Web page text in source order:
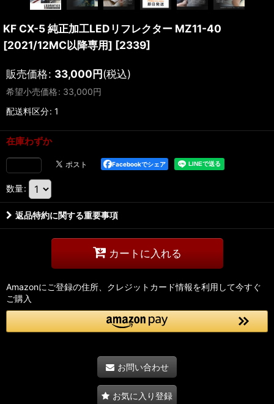
KF CX-5 純正加工LEDリフレクター MZ11-40
[2021/12MC以降専用] [2339]
販売価格: 33,000円(税込)
希望小売価格: 33,000円
配送料区分: 1
在庫わずか
Facebookでシェア
数量:
返品特約に関する重要事項
カートに入れる
Amazonにご登録の住所、クレジットカード情報を利用して今すぐ
ご購入
お問い合わせ
お気に入り登録